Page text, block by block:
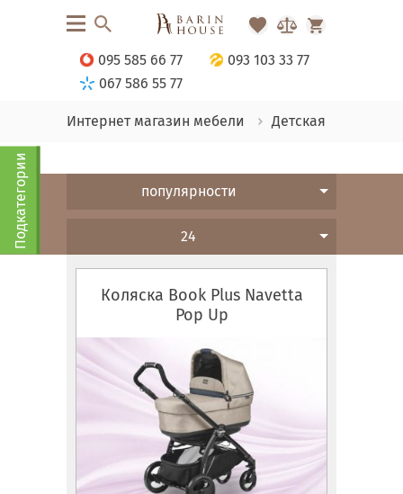
095 585 66 77
093 103 33 77
067 586 55 77
Интернет магазин мебели Детская
Подкатегории популярности
24
Коляска Book Plus Navetta
Pop Up